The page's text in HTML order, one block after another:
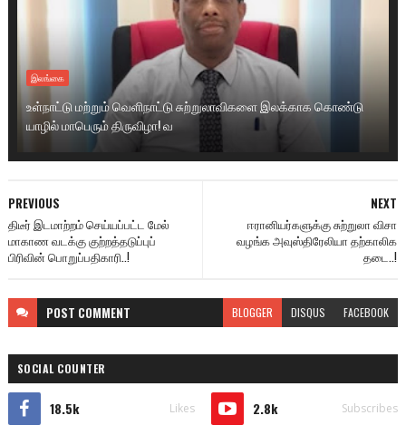
இலங்கை
உள்நாட்டு மற்றும் வெளிநாட்டு சுற்றுலாவிகளை இலக்காக கொண்டு
யாழில் மாபெரும் திருவிழா! வ
NEXT
ஈரானியர்களுக்கு சுற்றுலா விசா
வழங்க அவுஸ்திரேலியா தற்காலிக
தடை..!
PREVIOUS
திடீர் இடமாற்றம் செய்யப்பட்ட மேல்
மாகாண வடக்கு குற்றத்தடுப்புப்
பிரிவின் பொறுப்பதிகாரி..!
POST COMMENT BLOGGER DISQUS FACEBOOK
SOCIAL COUNTER
18.5k Likes 2.8k Subscribes